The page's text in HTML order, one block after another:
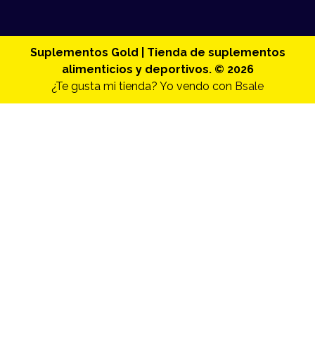
Suplementos Gold | Tienda de suplementos
alimenticios y deportivos. © 2026
¿Te gusta mi tienda? Yo vendo con Bsale